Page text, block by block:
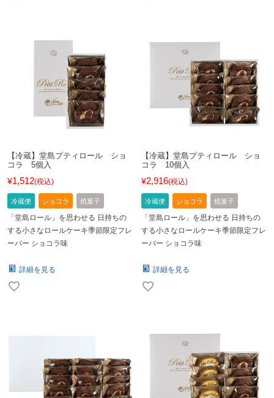
【冷蔵】堂島プティロール ショ
コラ 5個入
¥1,512 税込
冷蔵便 ショコラ 焼菓子
「堂島ロール」を思わせる 日持ちの
する小さなロールケーキ季節限定フレ
ーバー ショコラ味
詳細を見る
【冷蔵】堂島プティロール ショ
コラ 10個入
¥2,916 税込
冷蔵便 ショコラ 焼菓子
「堂島ロール」を思わせる 日持ちの
する小さなロールケーキ季節限定フレ
ーバー ショコラ味
詳細を見る